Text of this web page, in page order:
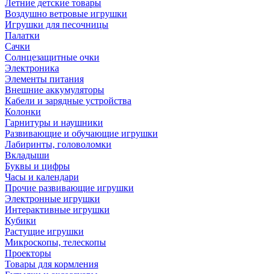
Летние детские товары
Воздушно ветровые игрушки
Игрушки для песочницы
Палатки
Сачки
Солнцезащитные очки
Электроника
Элементы питания
Внешние аккумуляторы
Кабели и зарядные устройства
Колонки
Гарнитуры и наушники
Развивающие и обучающие игрушки
Лабиринты, головоломки
Вкладыши
Буквы и цифры
Часы и календари
Прочие развивающие игрушки
Электронные игрушки
Интерактивные игрушки
Кубики
Растущие игрушки
Микроскопы, телескопы
Проекторы
Товары для кормления